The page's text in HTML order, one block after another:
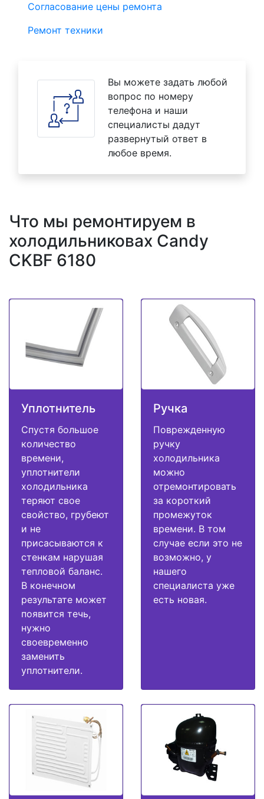
Согласование цены ремонта
Ремонт техники
Вы можете задать любой
вопрос по номеру
телефона и наши
специалисты дадут
развернутый ответ в
любое время.
Что мы ремонтируем в
холодильниковах Candy
CKBF 6180
Уплотнитель
Спустя большое
количество
времени,
уплотнители
холодильника
теряют свое
свойство, грубеют
и не
присасываются к
стенкам нарушая
тепловой баланс.
В конечном
результате может
появится течь,
нужно
своевременно
заменить
уплотнители.
Ручка
Поврежденную
ручку
холодильника
можно
отремонтировать
за короткий
промежуток
времени. В том
случае если это не
возможно, у
нашего
специалиста уже
есть новая.